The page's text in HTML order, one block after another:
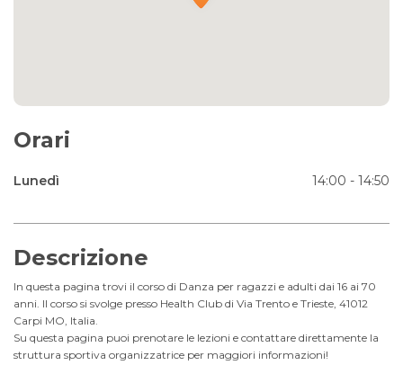
Orari
Lunedì 14:00 - 14:50
Descrizione
In questa pagina trovi il corso di Danza per ragazzi e adulti dai 16 ai 70
anni. Il corso si svolge presso Health Club di Via Trento e Trieste, 41012
Carpi MO, Italia.
Su questa pagina puoi prenotare le lezioni e contattare direttamente la
struttura sportiva organizzatrice per maggiori informazioni!